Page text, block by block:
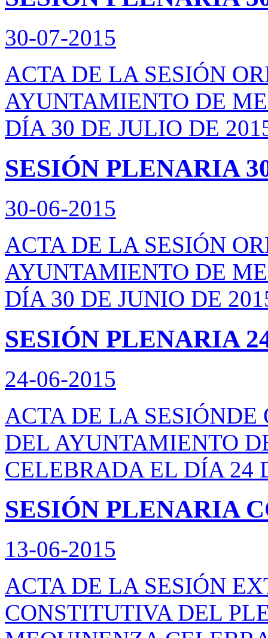
30-07-2015
ACTA DE LA SESIÓN
AYUNTAMIENTO DE
DÍA 30 DE JULIO DE
SESIÓN PLENARIA
30-06-2015
ACTA DE LA SESIÓN
AYUNTAMIENTO DE
DÍA 30 DE JUNIO DE
SESIÓN PLENARIA
24-06-2015
ACTA DE LA
DEL AYUNTAMIENTO
CELEBRADA EL DÍA 24
SESIÓN PLENARIA
13-06-2015
ACTA DE LA SESIÓN
CONSTITUTIVA DEL